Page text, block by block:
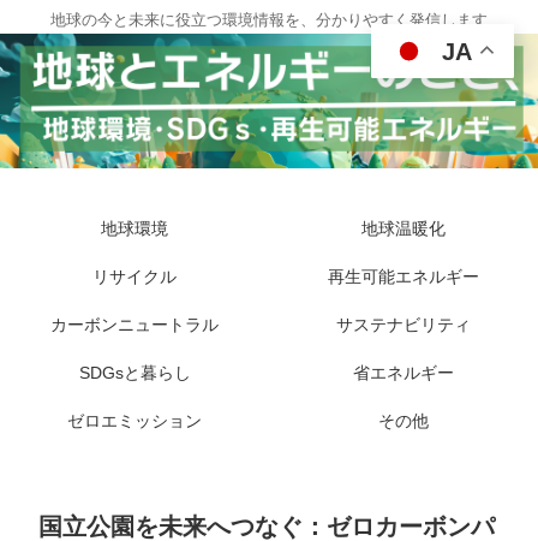
地球の今と未来に役立つ環境情報を、分かりやすく発信します
地球環境 地球温暖化
リサイクル 再生可能エネルギー
カーボンニュートラル サステナビリティ
SDGsと暮らし 省エネルギー
ゼロエミッション その他
国立公園を未来へつなぐ：ゼロカーボンパ
JA